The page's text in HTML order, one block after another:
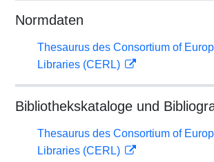
Normdaten
Thesaurus des Consortium of
Libraries (CERL)
Bibliothekskataloge und
Thesaurus des Consortium of
Libraries (CERL)